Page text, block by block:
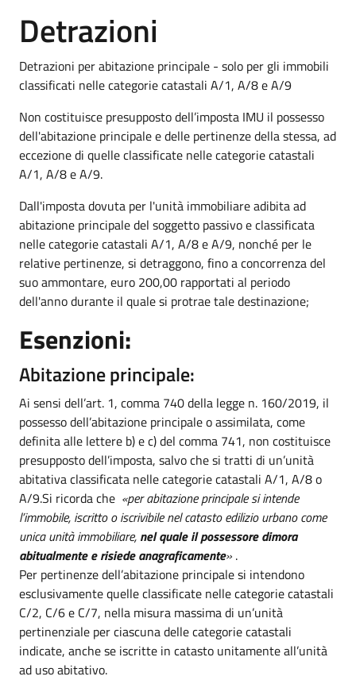
Detrazioni
Detrazioni per abitazione principale - solo per gli immobili
classificati nelle categorie catastali A/1, A/8 e A/9
Non costituisce presupposto dell’imposta IMU il possesso
dell'abitazione principale e delle pertinenze della stessa, ad
eccezione di quelle classificate nelle categorie catastali
A/1, A/8 e A/9.
Dall'imposta dovuta per l'unità immobiliare adibita ad
abitazione principale del soggetto passivo e classificata
nelle categorie catastali A/1, A/8 e A/9, nonché per le
relative pertinenze, si detraggono, fino a concorrenza del
suo ammontare, euro 200,00 rapportati al periodo
dell'anno durante il quale si protrae tale destinazione;
Esenzioni:
Abitazione principale:
Ai sensi dell’art. 1, comma 740 della legge n. 160/2019, il
possesso dell’abitazione principale o assimilata, come
definita alle lettere b) e c) del comma 741, non costituisce
presupposto dell’imposta, salvo che si tratti di un’unità
abitativa classificata nelle categorie catastali A/1, A/8 o
A/9.Si ricorda che «per abitazione principale si intende
l’immobile, iscritto o iscrivibile nel catasto edilizio urbano come
unica unità immobiliare, nel quale il possessore dimora
abitualmente e risiede anagraficamente» .
Per pertinenze dell’abitazione principale si intendono
esclusivamente quelle classificate nelle categorie catastali
C/2, C/6 e C/7, nella misura massima di un’unità
pertinenziale per ciascuna delle categorie catastali
indicate, anche se iscritte in catasto unitamente all’unità
ad uso abitativo.